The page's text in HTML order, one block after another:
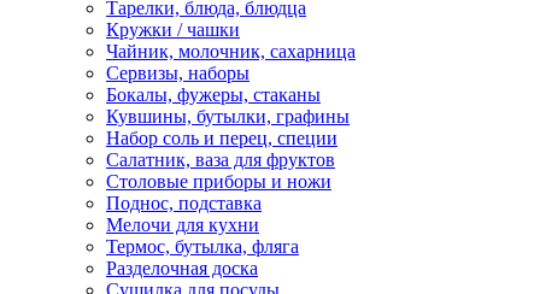
Тарелки, блюда, блюдца
Кружки / чашки
Чайник, молочник, сахарница
Сервизы, наборы
Бокалы, фужеры, стаканы
Кувшины, бутылки, графины
Набор соль и перец, специи
Салатник, ваза для фруктов
Столовые приборы и ножи
Поднос, подставка
Мелочи для кухни
Термос, бутылка, фляга
Разделочная доска
Сушилка для посуды